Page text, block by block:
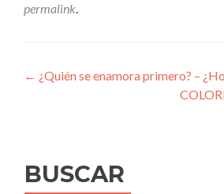
permalink.
Post
← ¿Quién se enamora primero? –
BUSCAR